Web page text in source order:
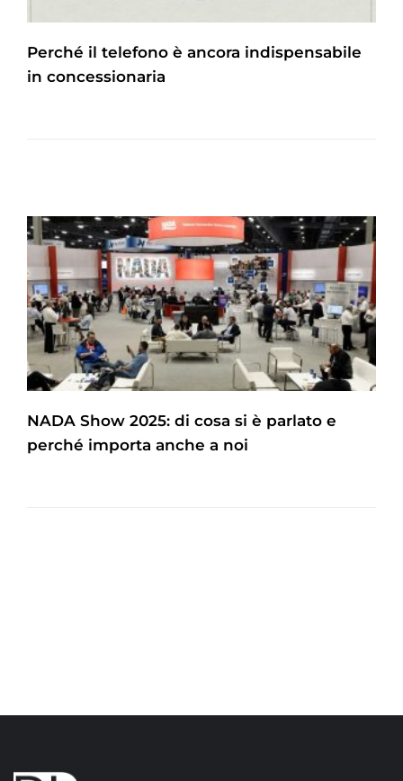
Perché il telefono è ancora indispensabile
in concessionaria
NADA Show 2025: di cosa si è parlato e
perché importa anche a noi